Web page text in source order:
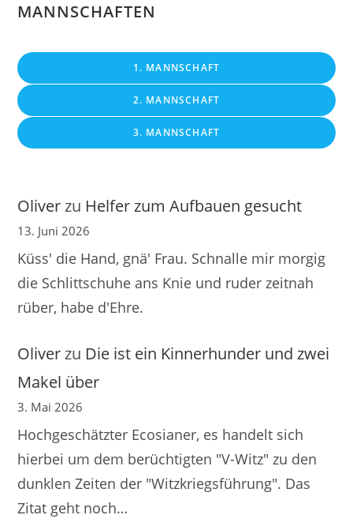
MANNSCHAFTEN
1. MANNSCHAFT
2. MANNSCHAFT
3. MANNSCHAFT
Oliverzu Helfer zum Aufbauen gesucht
13. Juni 2026
Küss' die Hand, gnä' Frau. Schnalle mir morgig
die Schlittschuhe ans Knie und ruder zeitnah
rüber, habe d'Ehre.
Oliverzu Die ist ein Kinnerhunder und zwei
Makel über
3. Mai 2026
Hochgeschätzter Ecosianer, es handelt sich
hierbei um dem berüchtigten "V-Witz" zu den
dunklen Zeiten der "Witzkriegsführung". Das
Zitat geht noch…